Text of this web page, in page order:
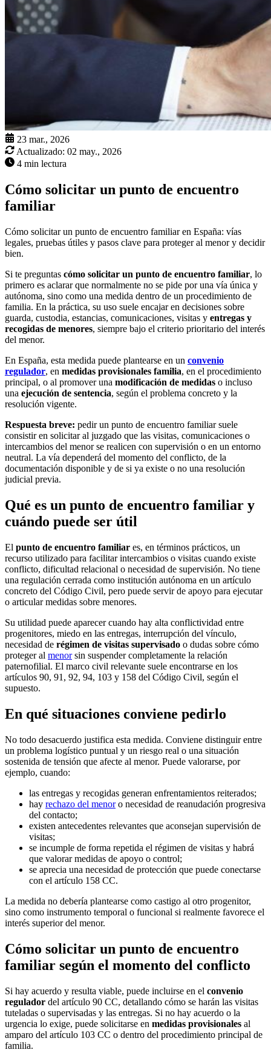
23 mar., 2026
Actualizado: 02 may., 2026
4 min lectura
Cómo solicitar un punto de encuentro
familiar
Cómo solicitar un punto de encuentro familiar en España: vías
legales, pruebas útiles y pasos clave para proteger al menor y decidir
bien.
Si te preguntas cómo solicitar un punto de encuentro familiar, lo
primero es aclarar que normalmente no se pide por una vía única y
autónoma, sino como una medida dentro de un procedimiento de
familia. En la práctica, su uso suele encajar en decisiones sobre
guarda, custodia, estancias, comunicaciones, visitas y entregas y
recogidas de menores, siempre bajo el criterio prioritario del interés
del menor.
En España, esta medida puede plantearse en un convenio
regulador, en medidas provisionales familia, en el procedimiento
principal, o al promover una modificación de medidas o incluso
una ejecución de sentencia, según el problema concreto y la
resolución vigente.
Respuesta breve: pedir un punto de encuentro familiar suele
consistir en solicitar al juzgado que las visitas, comunicaciones o
intercambios del menor se realicen con supervisión o en un entorno
neutral. La vía dependerá del momento del conflicto, de la
documentación disponible y de si ya existe o no una resolución
judicial previa.
Qué es un punto de encuentro familiar y
cuándo puede ser útil
El punto de encuentro familiar es, en términos prácticos, un
recurso utilizado para facilitar intercambios o visitas cuando existe
conflicto, dificultad relacional o necesidad de supervisión. No tiene
una regulación cerrada como institución autónoma en un artículo
concreto del Código Civil, pero puede servir de apoyo para ejecutar
o articular medidas sobre menores.
Su utilidad puede aparecer cuando hay alta conflictividad entre
progenitores, miedo en las entregas, interrupción del vínculo,
necesidad de régimen de visitas supervisado o dudas sobre cómo
proteger al menorsin suspender completamente la relación
paternofilial. El marco civil relevante suele encontrarse en los
artículos 90, 91, 92, 94, 103 y 158 del Código Civil, según el
supuesto.
En qué situaciones conviene pedirlo
No todo desacuerdo justifica esta medida. Conviene distinguir entre
un problema logístico puntual y un riesgo real o una situación
sostenida de tensión que afecte al menor. Puede valorarse, por
ejemplo, cuando:
las entregas y recogidas generan enfrentamientos reiterados;
hay rechazo del menoro necesidad de reanudación progresiva
del contacto;
existen antecedentes relevantes que aconsejan supervisión de
visitas;
se incumple de forma repetida el régimen de visitas y habrá
que valorar medidas de apoyo o control;
se aprecia una necesidad de protección que puede conectarse
con el artículo 158 CC.
La medida no debería plantearse como castigo al otro progenitor,
sino como instrumento temporal o funcional si realmente favorece el
interés superior del menor.
Cómo solicitar un punto de encuentro
familiar según el momento del conflicto
Si hay acuerdo y resulta viable, puede incluirse en el convenio
regulador del artículo 90 CC, detallando cómo se harán las visitas
tuteladas o supervisadas y las entregas. Si no hay acuerdo o la
urgencia lo exige, puede solicitarse en medidas provisionales al
amparo del artículo 103 CC o dentro del procedimiento principal de
familia.